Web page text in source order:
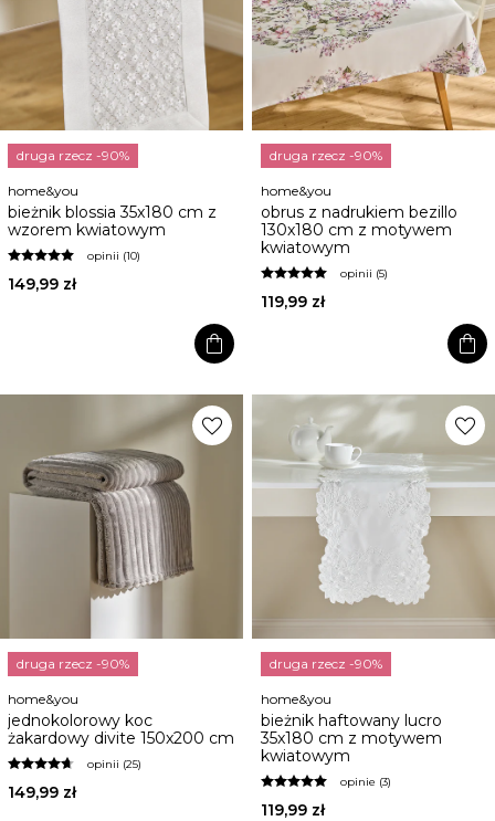
druga rzecz -90%
home&you
bieżnik blossia 35x180 cm z
wzorem kwiatowym
opinii (10)
149,99 zł
shopping_bag
druga rzecz -90%
home&you
obrus z nadrukiem bezillo
130x180 cm z motywem
kwiatowym
opinii (5)
119,99 zł
shopping_bag
favorite
druga rzecz -90%
home&you
jednokolorowy koc
żakardowy divite 150x200 cm
opinii (25)
149,99 zł
favorite
druga rzecz -90%
home&you
bieżnik haftowany lucro
35x180 cm z motywem
kwiatowym
opinie (3)
119,99 zł